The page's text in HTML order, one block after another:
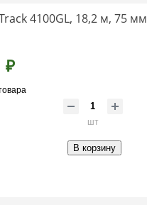
4100GL, 18,2 м, 75 мм
₽
шт
В корзину